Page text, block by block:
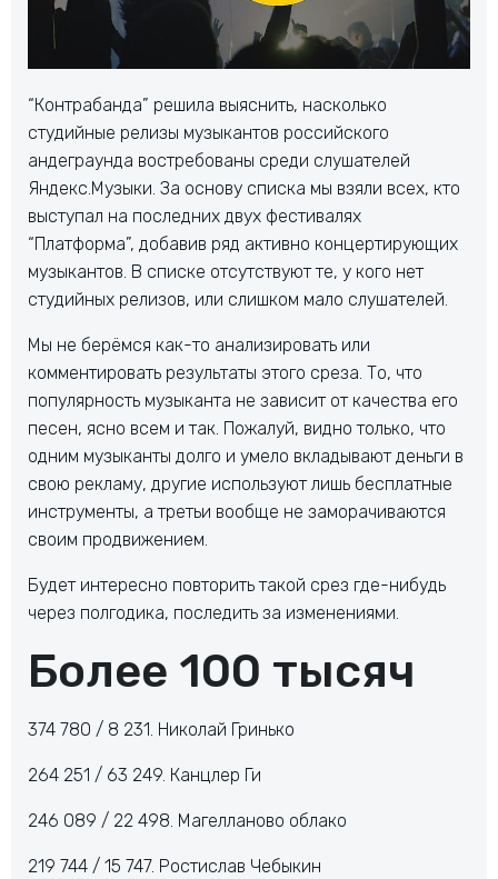
“Контрабанда” решила выяснить, насколько
студийные релизы музыкантов российского
андеграунда востребованы среди слушателей
Яндекс.Музыки. За основу списка мы взяли всех, кто
выступал на последних двух фестивалях
“Платформа”, добавив ряд активно концертирующих
музыкантов. В списке отсутствуют те, у кого нет
студийных релизов, или слишком мало слушателей.
Мы не берёмся как-то анализировать или
комментировать результаты этого среза. То, что
популярность музыканта не зависит от качества его
песен, ясно всем и так. Пожалуй, видно только, что
одним музыканты долго и умело вкладывают деньги в
свою рекламу, другие используют лишь бесплатные
инструменты, а третьи вообще не заморачиваются
своим продвижением.
Будет интересно повторить такой срез где-нибудь
через полгодика, последить за изменениями.
Более 100 тысяч
374 780 / 8 231. Николай Гринько
264 251 / 63 249. Канцлер Ги
246 089 / 22 498. Магелланово облако
219 744 / 15 747. Ростислав Чебыкин